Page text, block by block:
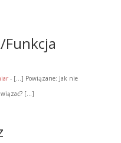
- […] Powiązane: Jak nie
[…]